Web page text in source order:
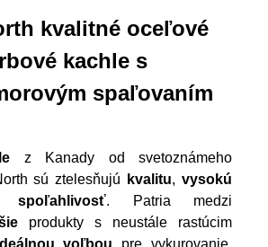
kvalitné oceľové
kachle s
spaľovaním
z Kanady od svetoznámeho
sú ztelesňujú
kvalitu,vysokú
spoľahlivosť. Patria medzi
produkty s neustále rastúcim
voľbou pre vykurovanie,